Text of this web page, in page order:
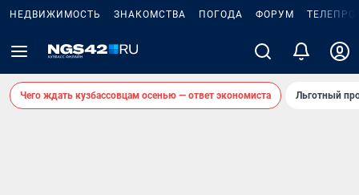
НЕДВИЖИМОСТЬ ЗНАКОМСТВА ПОГОДА ФОРУМ
Чего ждать кузбассовцам осенью — ответ экономиста Льготный